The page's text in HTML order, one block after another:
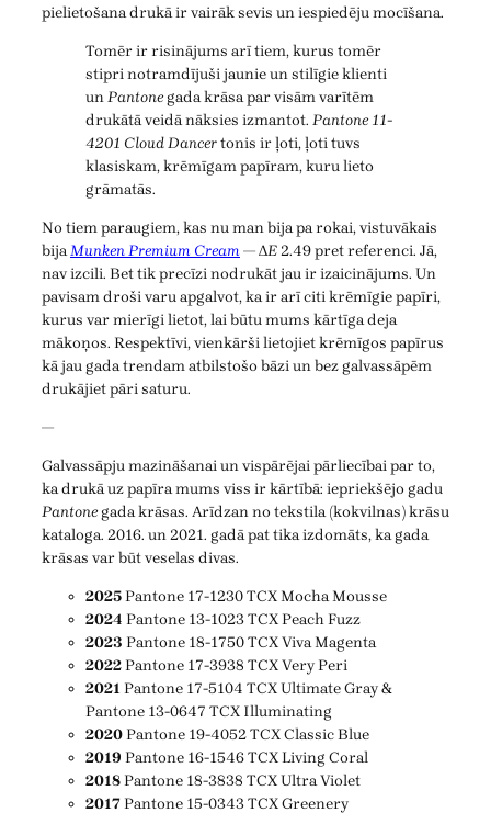
pielietošana drukā ir vairāk sevis un iespiedēju mocīšana.
Tomēr ir risinājums arī tiem, kurus tomēr
stipri notramdījuši jaunie un stilīgie klienti
unPantonegada krāsa par visām varītēm
drukātā veidā nāksies izmantot. Pantone 11-
4201 Cloud Dancertonis ir ļoti, ļoti tuvs
klasiskam, krēmīgam papīram, kuru lieto
grāmatās.
No tiem paraugiem, kas nu man bija pa rokai, vistuvākais
bijaMunken Premium Cream— ΔE2.49 pret referenci. Jā,
nav izcili. Bet tik precīzi nodrukāt jau ir izaicinājums. Un
pavisam droši varu apgalvot, ka ir arī citi krēmīgie papīri,
kurus var mierīgi lietot, lai būtu mums kārtīga deja
mākoņos. Respektīvi, vienkārši lietojiet krēmīgos papīrus
kā jau gada trendam atbilstošo bāzi un bez galvassāpēm
drukājiet pāri saturu.
—
Galvassāpju mazināšanai un vispārējai pārliecībai par to,
ka drukā uz papīra mums viss ir kārtībā: iepriekšējo gadu
Pantonegada krāsas. Arīdzan no tekstila (kokvilnas) krāsu
kataloga. 2016. un 2021. gadā pat tika izdomāts, ka gada
krāsas var būt veselas divas.
2025Pantone 17-1230 TCX Mocha Mousse
2024 Pantone 13-1023 TCX Peach Fuzz
2023 Pantone 18-1750 TCX Viva Magenta
2022Pantone 17-3938 TCX Very Peri
2021Pantone 17-5104 TCX Ultimate Gray &
Pantone 13-0647 TCX Illuminating
2020Pantone 19-4052 TCX Classic Blue
2019 Pantone 16-1546 TCX Living Coral
2018Pantone 18-3838 TCX Ultra Violet
2017Pantone 15-0343 TCX Greenery